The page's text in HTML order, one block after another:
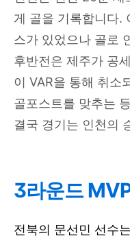
게 골을 기록합니다.
스가 있었으나 골로
후반전은 제주가 공
이 VAR을 통해 취소
골포스트를 맞추는
결국 경기는 인천의
3라운드
전북의 문선민 선수